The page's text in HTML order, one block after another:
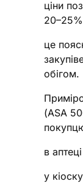
ціни
це
обігом.
(ASA
в
у